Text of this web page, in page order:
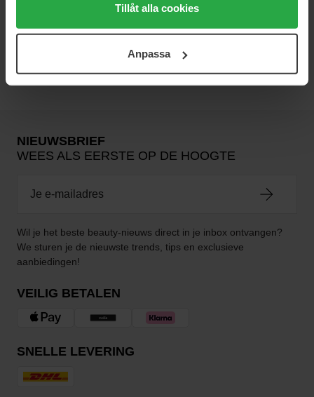
alla cookies, medan du under "Detaljer" kan anpassa
användningen av cookies. Du kan när som helst återkalla
samt vår Integritetspolicy.
Tillåt alla cookies
Anpassa
110ml
All-In-One Mist
100ml
NIEUWSBRIEF
WEES ALS EERSTE OP DE HOOGTE
Wil je het beste beauty-nieuws direct in je inbox ontvangen?
We sturen je de nieuwste trends, tips en exclusieve
aanbiedingen!
VEILIG BETALEN
SNELLE LEVERING